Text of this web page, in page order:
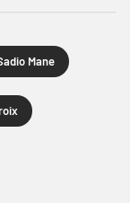
Mane